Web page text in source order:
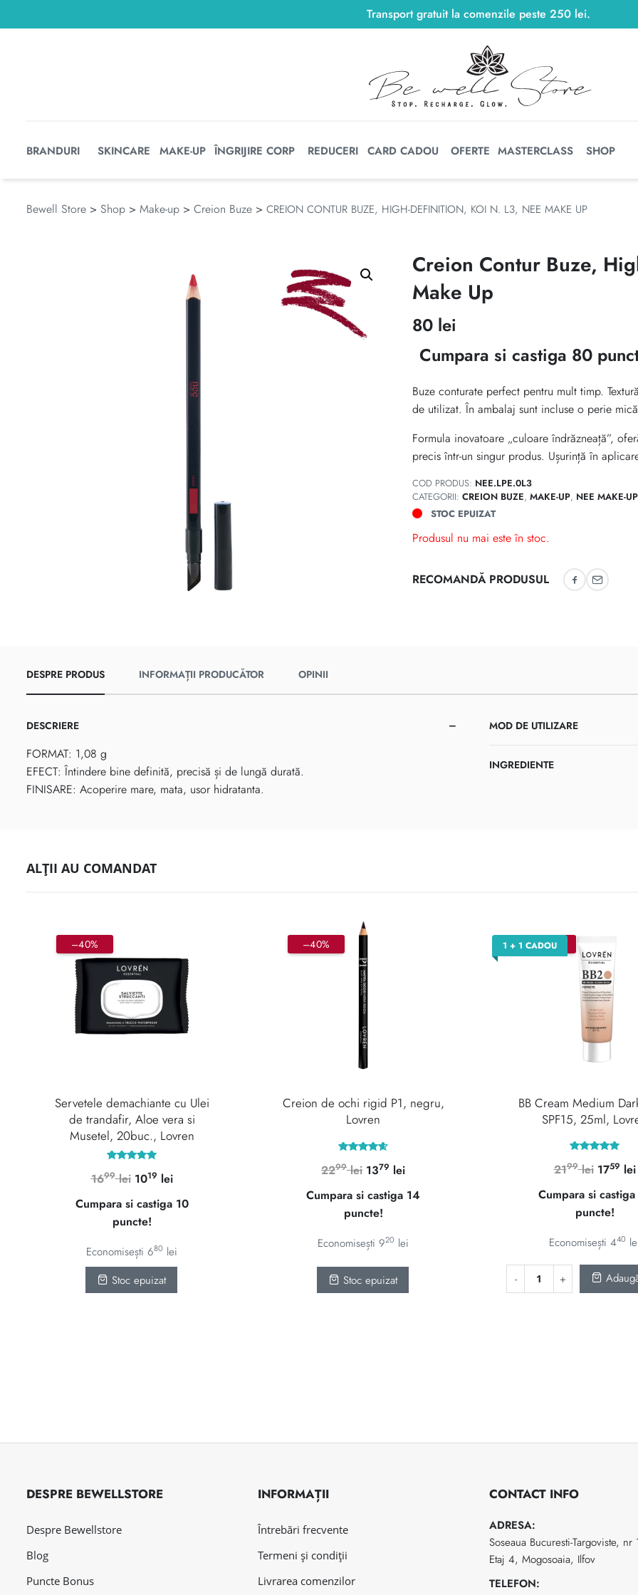
Transport gratuit la comenzile peste 250 lei.
250 lei
BRANDURI SKINCARE MAKE-UP ÎNGRIJIRE CORP REDUCERI CARD CADOU OFERTE MASTERCLASS SHOP
Bewell Store > Shop > Make-up > Creion Buze > CREION CONTUR BUZE, HIGH-DEFINITION, KOI N. L3, NEE MAKE UP
Creion Contur Buze,
Make Up
80 lei
Cumpara si castiga 80
Buze conturate perfect pentru mult timp.
de utilizat. În ambalaj sunt incluse o perie
Formula inovatoare „culoare îndrăzneață”,
precis într-un singur produs. Ușurință în
COD PRODUS: NEE.LPE.0L3
CATEGORII: CREION BUZE, MAKE-UP, NEE MAKE-UP
STOC EPUIZAT
Produsul nu mai este în stoc.
RECOMANDĂ PRODUSUL
Recomandă
DESPRE PRODUS INFORMAȚII PRODUCĂTOR OPINII
DESCRIERE
FORMAT: 1,08 g
EFECT: Întindere bine definită, precisă și de lungă durată.
FINISARE: Acoperire mare, mata, usor hidratanta.
MOD DE UTILIZARE
INGREDIENTE
ALȚII AU COMANDAT
–40%
Servetele demachiante cu Ulei
de trandafir, Aloe vera si
Musetel, 20buc., Lovren
5.00
din 5
1699 lei Prețul
inițial
a
fost:
1699 lei.
1019 leiPrețul
curent
este:
Cumpara si castiga 10
puncte!
Economisești 680 lei
Stoc epuizat
–40%
Creion de ochi rigid P1, negru,
Lovren
4.67
din 5
2299 lei Prețul
inițial
a
fost:
2299 lei.
1379 leiPrețul
curent
Cumpara si castiga 14
puncte!
Economisești 920 lei
Stoc epuizat
–20%
1 + 1 CADOU
BB Cream Medium
SPF15, 25ml,
5.00
din 5
2199 lei Prețul
inițial
a
fost:
2199
1759 lei
Cumpara si
puncte!
Economisești 440
DESPRE BEWELLSTORE
Despre Bewellstore
Blog
Puncte Bonus
INFORMAȚII
Întrebări frecvente
Termeni și condiții
Livrarea comenzilor
CONTACT INFO
ADRESA:
Soseaua Bucuresti-Targoviste,
Etaj 4, Mogosoaia, Ilfov
TELEFON: